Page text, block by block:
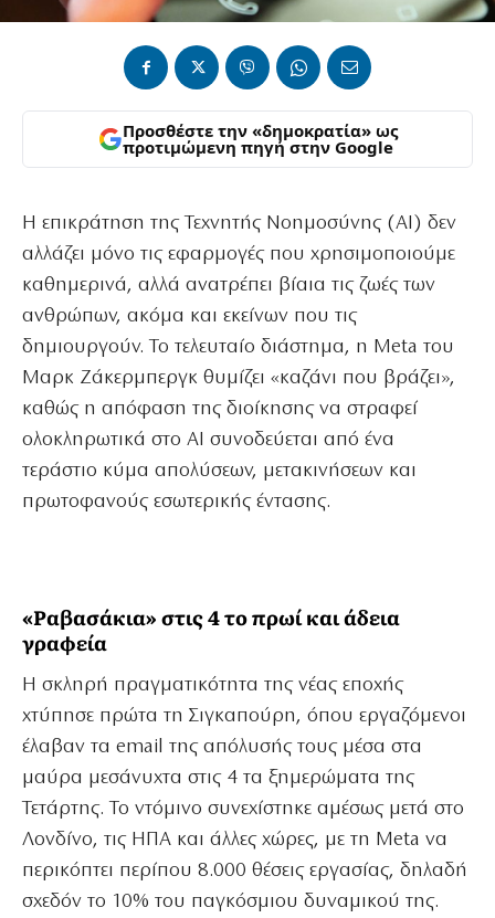
Προσθέστε την «δημοκρατία» ως
προτιμώμενη πηγή στην Google
Η επικράτηση της Τεχνητής Νοημοσύνης (AI) δεν
αλλάζει μόνο τις εφαρμογές που χρησιμοποιούμε
καθημερινά, αλλά ανατρέπει βίαια τις ζωές των
ανθρώπων, ακόμα και εκείνων που τις
δημιουργούν. Το τελευταίο διάστημα, η Meta του
Μαρκ Ζάκερμπεργκ θυμίζει «καζάνι που βράζει»,
καθώς η απόφαση της διοίκησης να στραφεί
ολοκληρωτικά στο AI συνοδεύεται από ένα
τεράστιο κύμα απολύσεων, μετακινήσεων και
πρωτοφανούς εσωτερικής έντασης.
«Ραβασάκια» στις 4 το πρωί και άδεια
γραφεία
Η σκληρή πραγματικότητα της νέας εποχής
χτύπησε πρώτα τη Σιγκαπούρη, όπου εργαζόμενοι
έλαβαν τα email της απόλυσής τους μέσα στα
μαύρα μεσάνυχτα στις 4 τα ξημερώματα της
Τετάρτης. Το ντόμινο συνεχίστηκε αμέσως μετά στο
Λονδίνο, τις ΗΠΑ και άλλες χώρες, με τη Meta να
περικόπτει περίπου 8.000 θέσεις εργασίας, δηλαδή
σχεδόν το 10% του παγκόσμιου δυναμικού της.